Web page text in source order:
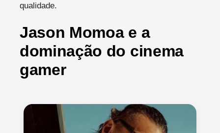
qualidade.
Jason Momoa e a
dominação do cinema
gamer